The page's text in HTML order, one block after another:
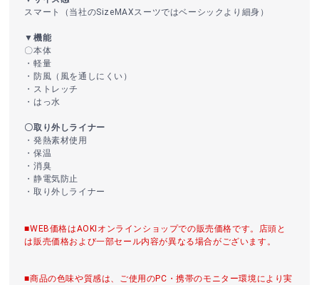
スマート（当社のSizeMAXスーツではベーシックより細身）
▼機能
〇本体
・軽量
・防風（風を通しにくい）
・ストレッチ
・はっ水
〇取り外しライナー
・発熱素材使用
・保温
・消臭
・静電気防止
・取り外しライナー
■WEB価格はAOKIオンラインショップでの販売価格です。店頭と
は販売価格および一部セール内容が異なる場合がございます。
■商品の色味や質感は、ご使用のPC・携帯のモニター環境により実